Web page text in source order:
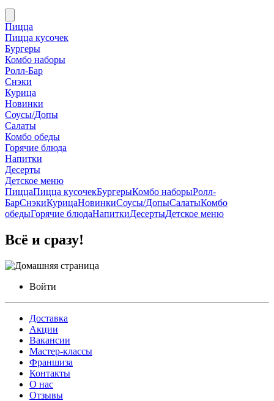
Пицца
Пицца кусочек
Бургеры
Комбо наборы
Ролл-Бар
Снэки
Курица
Новинки
Соусы/Допы
Салаты
Комбо обеды
Горячие блюда
Напитки
Десерты
Детское меню
ПиццаПицца кусочекБургерыКомбо наборыРолл-
БарСнэкиКурицаНовинкиСоусы/ДопыСалатыКомбо
обедыГорячие блюдаНапиткиДесертыДетское меню
Всё и сразу!
Войти
Доставка
Акции
Вакансии
Мастер-классы
Франшиза
Контакты
О нас
Отзывы